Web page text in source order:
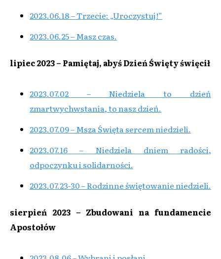
2023.06.18 – Trzecie: „Uroczystuj!”
2023.06.25 – Masz czas.
lipiec 2023 – Pamiętaj, abyś Dzień Święty święcił
2023.07.02 – Niedziela to dzień
zmartwychwstania, to nasz dzień.
2023.07.09 – Msza Święta sercem niedzieli.
2023.07.16 – Niedziela dniem radości,
odpoczynku i solidarności.
2023.07.23-30 – Rodzinne świętowanie niedzieli.
sierpień 2023 – Zbudowani na fundamencie
Apostołów